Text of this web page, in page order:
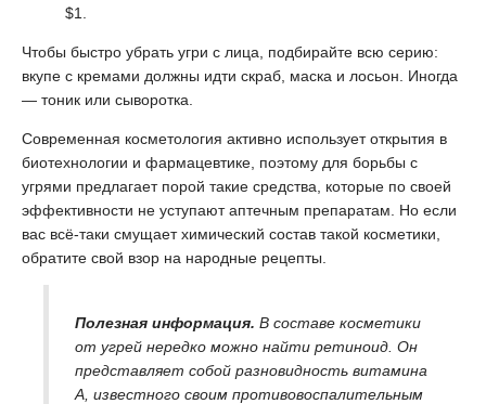
$1.
Чтобы быстро убрать угри с лица, подбирайте всю серию:
вкупе с кремами должны идти скраб, маска и лосьон. Иногда
— тоник или сыворотка.
Современная косметология активно использует открытия в
биотехнологии и фармацевтике, поэтому для борьбы с
угрями предлагает порой такие средства, которые по своей
эффективности не уступают аптечным препаратам. Но если
вас всё-таки смущает химический состав такой косметики,
обратите свой взор на народные рецепты.
Полезная информация. В составе косметики
от угрей нередко можно найти ретиноид. Он
представляет собой разновидность витамина
А, известного своим противовоспалительным